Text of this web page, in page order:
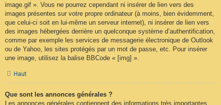
image.gif ». Vous ne pourrez cependant ni insérer de lien vers des
images présentes sur votre propre ordinateur (à moins, bien évidemment,
que celui-ci soit en lui-même un serveur internet), ni insérer de lien vers
des images hébergées derrière un quelconque système d’authentification,
comme par exemple les services de messagerie électronique de Outlook
ou de Yahoo, les sites protégés par un mot de passe, etc. Pour insérer
une image, utilisez la balise BBCode « [img] ».
Haut
Que sont les annonces générales ?
Les annonces générales contiennent des informations très importantes